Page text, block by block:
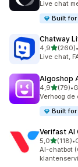
Live chat
Built
Chatway
4,9van 5
(260)
260 •
Live chat,
Algoshop
4,9van 5
(79)
79 •
Verhoog de
Built
Verifast AI
5,0van 5
(118)
118 •
AI-chatbot